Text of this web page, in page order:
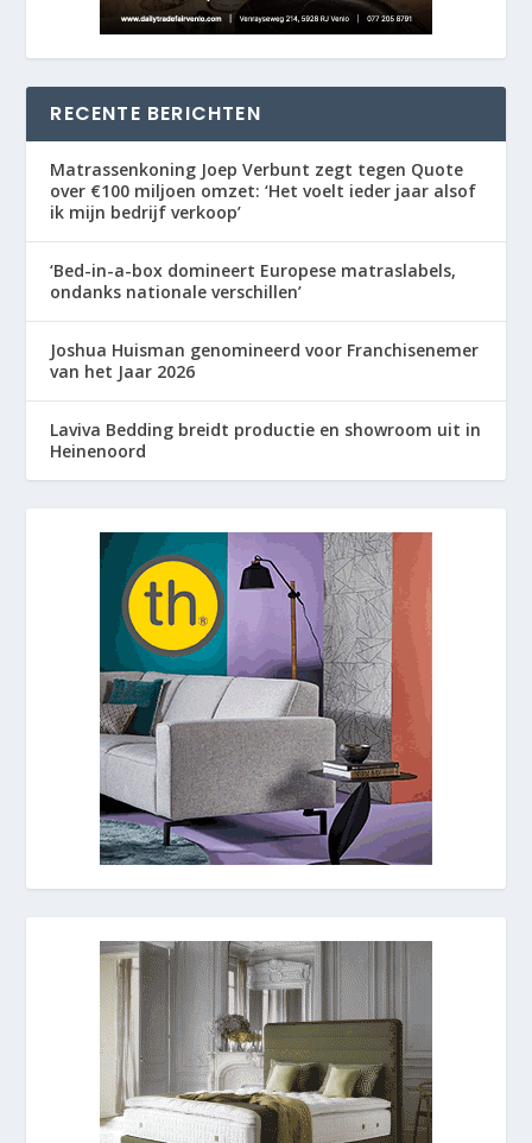
RECENTE BERICHTEN
Matrassenkoning Joep Verbunt zegt tegen Quote
over €100 miljoen omzet: ‘Het voelt ieder jaar alsof
ik mijn bedrijf verkoop’
‘Bed-in-a-box domineert Europese matraslabels,
ondanks nationale verschillen’
Joshua Huisman genomineerd voor Franchisenemer
van het Jaar 2026
Laviva Bedding breidt productie en showroom uit in
Heinenoord